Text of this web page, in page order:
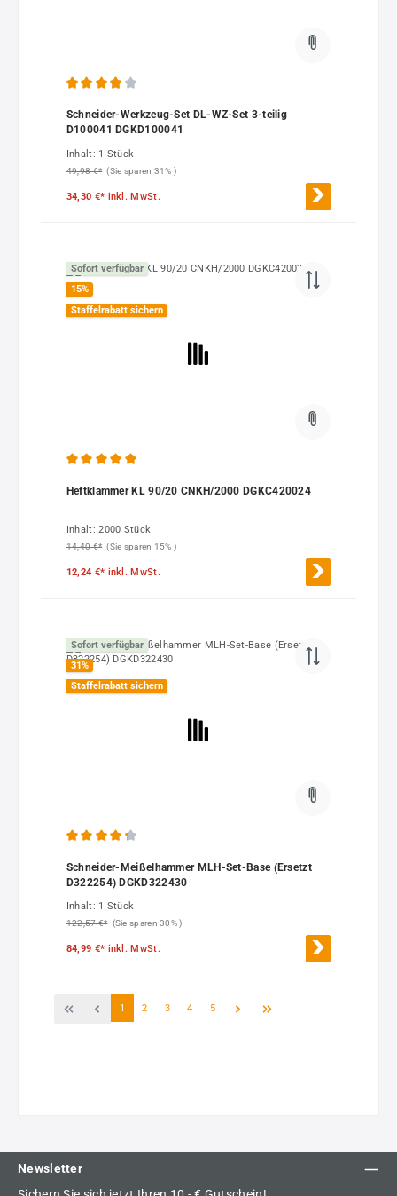
Schneider-Werkzeug-Set DL-WZ-Set 3-teilig
D100041 DGKD100041
Inhalt: 1 Stück
49,98 €* (Sie sparen 31% )
34,30 €* inkl. MwSt.
Sofort verfügbar
15%
Staffelrabatt sichern
Heftklammer KL 90/20 CNKH/2000 DGKC420024
Inhalt:2000 Stück
14,40 €* (Sie sparen 15% )
12,24 €* inkl. MwSt.
Sofort verfügbar
31%
Staffelrabatt sichern
Schneider-Meißelhammer MLH-Set-Base (Ersetzt
D322254) DGKD322430
Inhalt: 1 Stück
122,57 €* (Sie sparen 30% )
84,99 €* inkl. MwSt.
Seite
1 Seite
2 Seite
3 Seite
4 Seite
5
Newsletter